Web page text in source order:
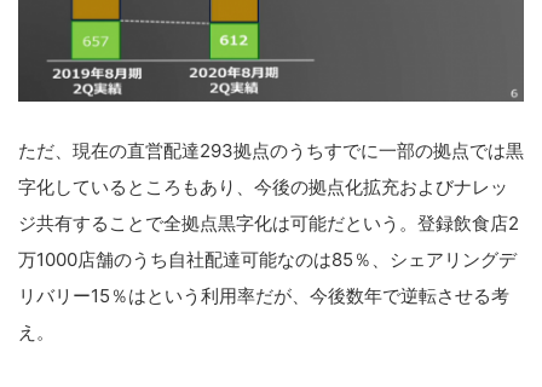
ただ、現在の直営配達293拠点のうちすでに一部の拠点では黒
字化しているところもあり、今後の拠点化拡充およびナレッ
ジ共有することで全拠点黒字化は可能だという。登録飲食店2
万1000店舗のうち自社配達可能なのは85％、シェアリングデ
リバリー15％はという利用率だが、今後数年で逆転させる考
え。